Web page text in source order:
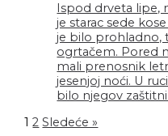
Ispod drveta lipe,
je starac sede
je bilo prohladno,
ogrtačem. Pored
mali prenosnik
jesenjoj noći. U
bilo njegov
1 2 Sledeće »